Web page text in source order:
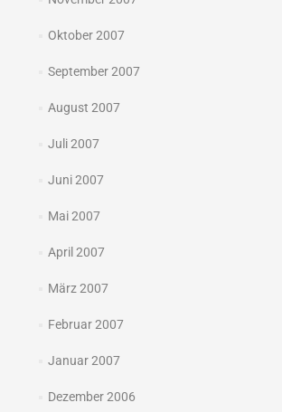
Oktober 2007
September 2007
August 2007
Juli 2007
Juni 2007
Mai 2007
April 2007
März 2007
Februar 2007
Januar 2007
Dezember 2006